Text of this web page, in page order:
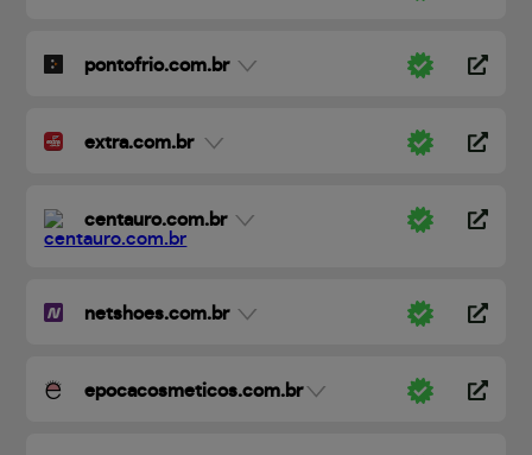
pontofrio.com.br
extra.com.br
centauro.com.br
netshoes.com.br
epocacosmeticos.com.br